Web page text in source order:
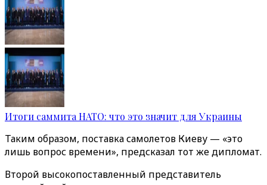
Итоги саммита НАТО: что это значит для Украины
Таким образом, поставка самолетов Киеву — «это
лишь вопрос времени», предсказал тот же дипломат.
Второй высокопоставленный представитель